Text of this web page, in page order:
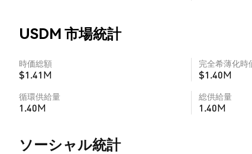
USDM 市場統計
時価総額
$1.41M
完全希薄化時
$1.40M
循環供給量
1.40M
総供給量
1.40M
ソーシャル統計